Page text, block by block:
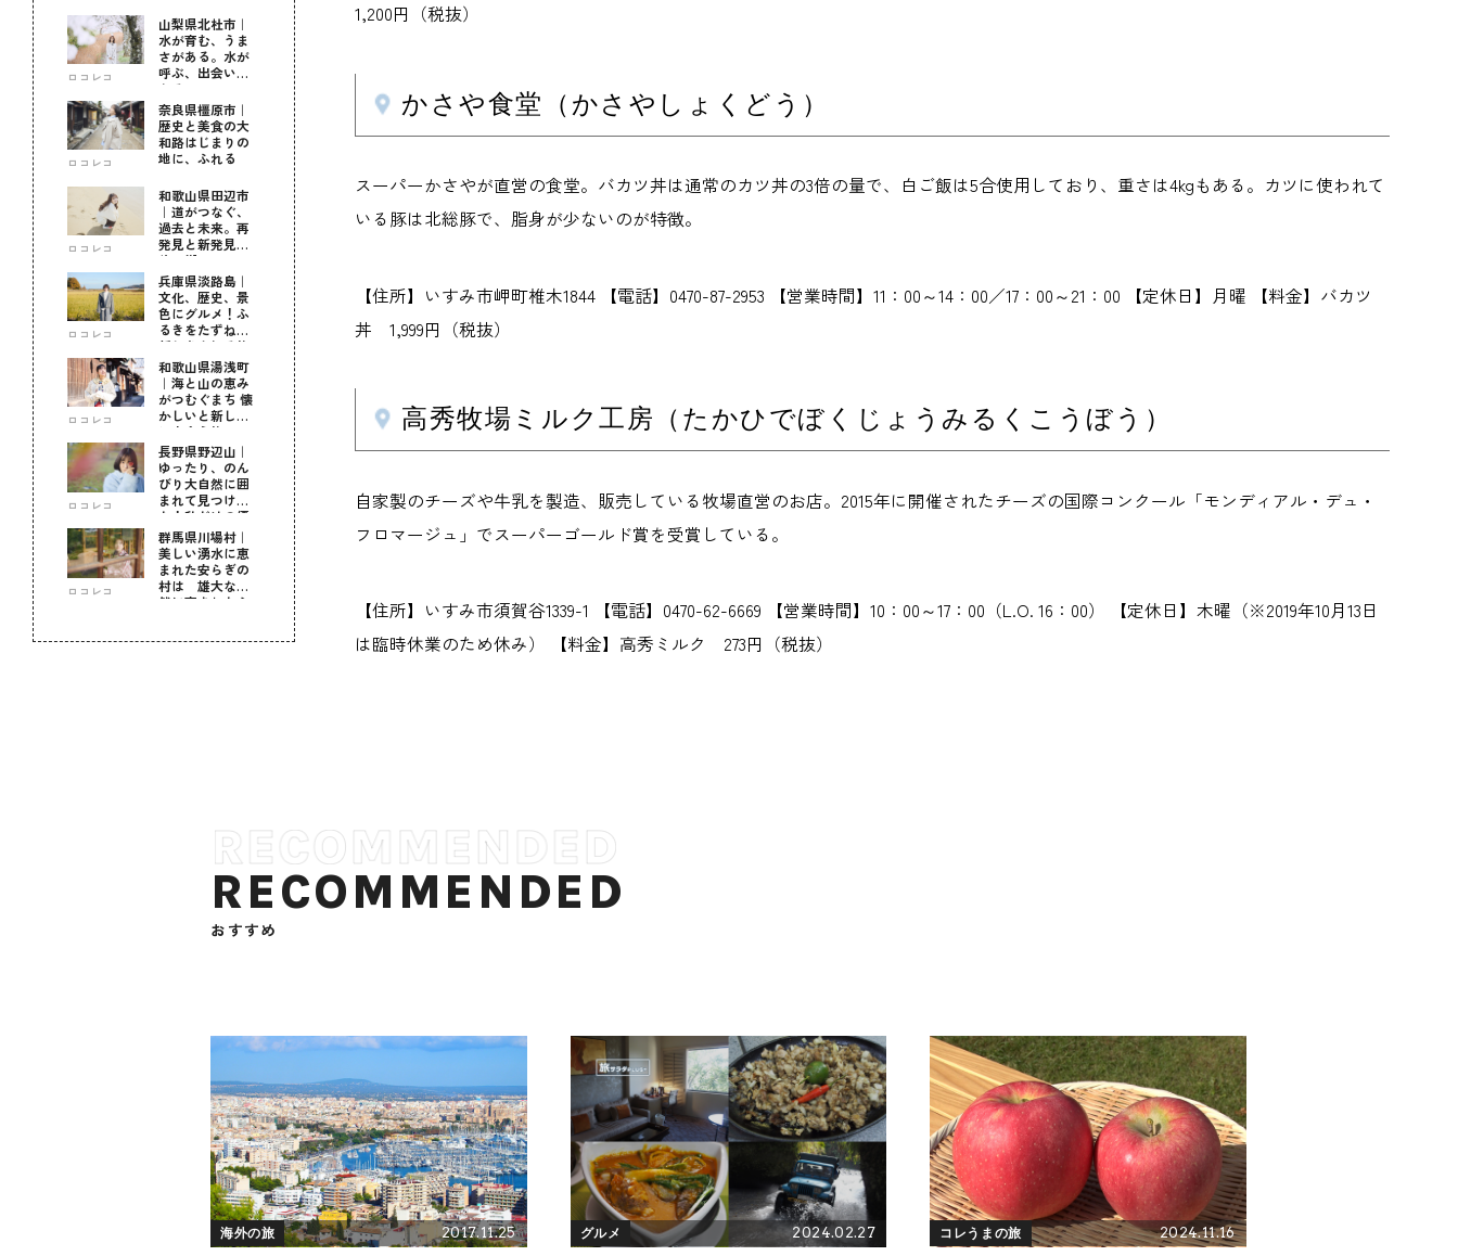
ロコレコ
山梨県北杜市｜
水が育む、うま
さがある。水が
呼ぶ、出会いが
ある。
ロコレコ
奈良県橿原市｜
歴史と美食の大
和路はじまりの
地に、ふれる
ロコレコ
和歌山県田辺市
｜道がつなぐ、
過去と未来。再
発見と新発見の
待つ街へ
ロコレコ
兵庫県淡路島｜
文化、歴史、景
色にグルメ！ふ
るきをたずねて
新しきを知る旅
ロコレコ
和歌山県湯浅町
｜海と山の恵み
がつむぐまち 懐
かしいと新しい
に出会う旅
ロコレコ
長野県野辺山｜
ゆったり、のん
びり大自然に囲
まれて見つけ
た！私だけの優
しい自分時間
ロコレコ
群馬県川場村｜
美しい湧水に恵
まれた安らぎの
村は 雄大な自
然に育まれた心
1,200円（税抜）
かさや食堂（かさやしょくどう）
スーパーかさやが直営の食堂。バカツ丼は通常のカツ丼の3倍の量で、白ご飯は5合使用しており、重さは4kgもある。カツに使われて
いる豚は北総豚で、脂身が少ないのが特徴。
【住所】いすみ市岬町椎木1844 【電話】0470-87-2953 【営業時間】11：00～14：00／17：00～21：00 【定休日】月曜 【料金】バカツ
丼 1,999円（税抜）
高秀牧場ミルク工房（たかひでぼくじょうみるくこうぼう）
自家製のチーズや牛乳を製造、販売している牧場直営のお店。2015年に開催されたチーズの国際コンクール「モンディアル・デュ・
フロマージュ」でスーパーゴールド賞を受賞している。
【住所】いすみ市須賀谷1339-1 【電話】0470-62-6669 【営業時間】10：00～17：00（L.O. 16：00） 【定休日】木曜（※2019年10月13日
は臨時休業のため休み） 【料金】高秀ミルク 273円（税抜）
RECOMMENDED
おすすめ
海外の旅 2017.11.25 グルメ 2024.02.27 コレうまの旅 2024.11.16